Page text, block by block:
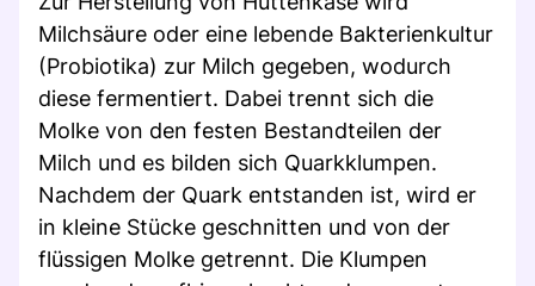
Milchsäure oder eine lebende Bakterienkultur
(Probiotika) zur Milch gegeben, wodurch
diese fermentiert. Dabei trennt sich die
Molke von den festen Bestandteilen der
Milch und es bilden sich Quarkklumpen.
Nachdem der Quark entstanden ist, wird er
in kleine Stücke geschnitten und von der
flüssigen Molke getrennt. Die Klumpen